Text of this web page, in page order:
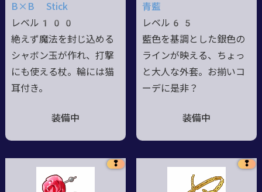
B×B Stick
レベル100
絶えず魔法を封じ込める
シャボン玉が作れ、打撃
にも使える杖。輪には猫
耳付き。
装備中
青藍
レベル65
藍色を基調とした銀色の
ラインが映える、ちょっ
と大人な外套。お揃いコ
ーデに是非？
装備中
❢ ❢